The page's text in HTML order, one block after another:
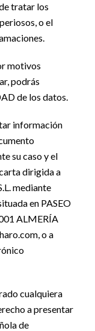
tratar los
o el
motivos
podrás
de los datos.
información
su caso y el
dirigida a
mediante
en PASEO
ALMERÍA
o a
cualquiera
a presentar
de